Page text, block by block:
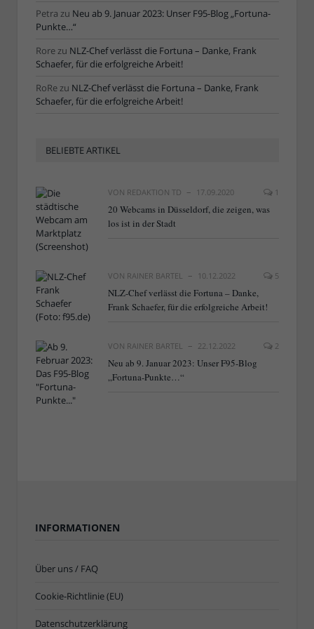
Petra zu Neu ab 9. Januar 2023: Unser F95-Blog „Fortuna-
Punkte…“
Rorezu NLZ-Chef verlässt die Fortuna – Danke, Frank
Schaefer, für die erfolgreiche Arbeit!
RoRezu NLZ-Chef verlässt die Fortuna – Danke, Frank
Schaefer, für die erfolgreiche Arbeit!
BELIEBTE ARTIKEL
VON REDAKTION TD 17.09.2020 1
20 Webcams in Düsseldorf, die zeigen, was
los ist in der Stadt
VON RAINER BARTEL 10.12.2022 5
NLZ-Chef verlässt die Fortuna – Danke,
Frank Schaefer, für die erfolgreiche Arbeit!
VON RAINER BARTEL 22.12.2022 2
Neu ab 9. Januar 2023: Unser F95-Blog
„Fortuna-Punkte…“
INFORMATIONEN
Über uns / FAQ
Cookie-Richtlinie (EU)
Datenschutzerklärung